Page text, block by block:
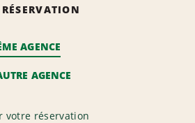
AGENCE
AGENCE
votre réservation